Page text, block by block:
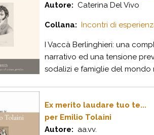
Autore: Caterina Del Vivo
Collana: Incontri di
I Vaccà Berlinghieri: una
narrativo ed una tensione
sodalizi e famiglie del mondo
Ex merito laudare tuo te...
per Emilio Tolaini
Autore: aa.vv.